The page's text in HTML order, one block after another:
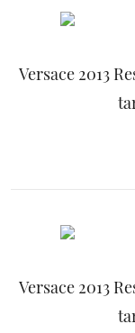
Versace 2013
Versace 2013